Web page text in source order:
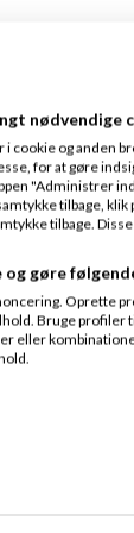
af engelsk
nødvendige
cookie og anden
for at gøre
"Administrer
tilbage,
tilbage.
gøre
Oprette
Bruge profiler
eller